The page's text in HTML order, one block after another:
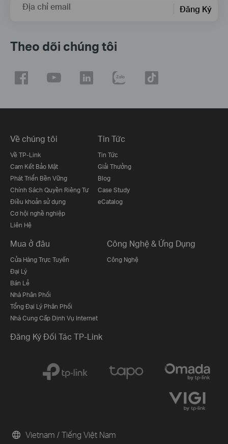
Địa chỉ email Đăng Ký
Theo dõi chúng tôi
Về chúng tôi
Về TP-Link
Cam Kết Bảo Mật
Phát Triển Bền Vững
Chính Sách Quyền Riêng Tư
Điều khoản sử dụng
Cơ hội nghề nghiệp
Liên Hệ
Tin Tức
Tin Tức
Giải Thưởng
Blog
Case Study
eCatalog
Mua ở đâu
Cửa Hàng Trực Tuyến
Đại Lý
Bán Lẻ
Nhà Phân Phối
Tổng Đại Lý Phân Phối
Nhà Cung Cấp Dịnh Vụ Internet
Công Nghệ & Ứng Dụng
Công Nghệ
Đăng Ký Đối Tác TP-Link
Vietnam / Tiếng Việt Nam